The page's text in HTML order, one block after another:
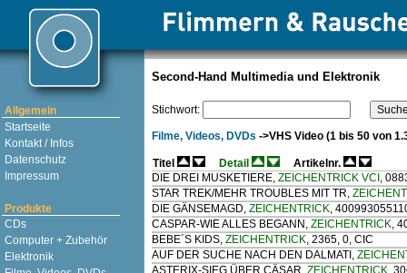
Allgemein
Startseite
Kontakt / Infos
Datenschutz
Impressum
Produkte
CDs
Computer + Zubehör
Elektronik
Second-Hand Multimedia und Elektronik
Stichwort:
Filme, Videos, DVDs ->VHS Video (1 bis 50 von
Titel Detail
Artikelnr.
DIE DREI MUSKETIERE, ZEICHENTRICK VCI ,
STAR TREK/MEHR TROUBLES MIT TR,
DIE GÄNSEMAGD, ZEICHENTRICK,
CASPAR-WIE ALLES BEGANN , ZEICHENTRICK,
BEBE´S KIDS, ZEICHENTRICK, 2365, 0, CIC
AUF DER SUCHE NACH DEN DALMATI ,